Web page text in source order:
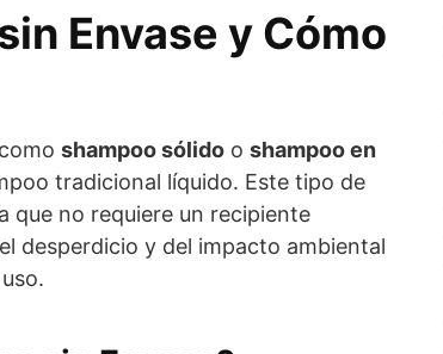
Envase y Cómo
shampoo sólido o shampoo en
tradicional líquido. Este tipo de
que no requiere un recipiente
desperdicio y del impacto ambiental